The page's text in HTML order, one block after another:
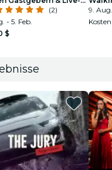
(2)
- 5. Feb.
$
9.